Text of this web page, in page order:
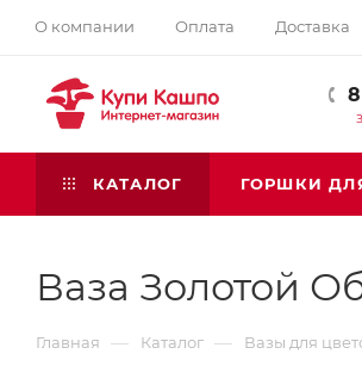
О компании Оплата Доставка
КАТАЛОГ ГОРШКИ
Ваза Золотой
Главная — Каталог — Вазы для